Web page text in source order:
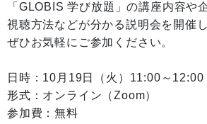
「GLOBIS 学び放題」の講座内容や
視聴方法などが分かる説明会を開催し
ぜひお気軽にご参加ください。
日時：10月19日（火）11:00～12:00
形式：オンライン（Zoom）
参加費：無料